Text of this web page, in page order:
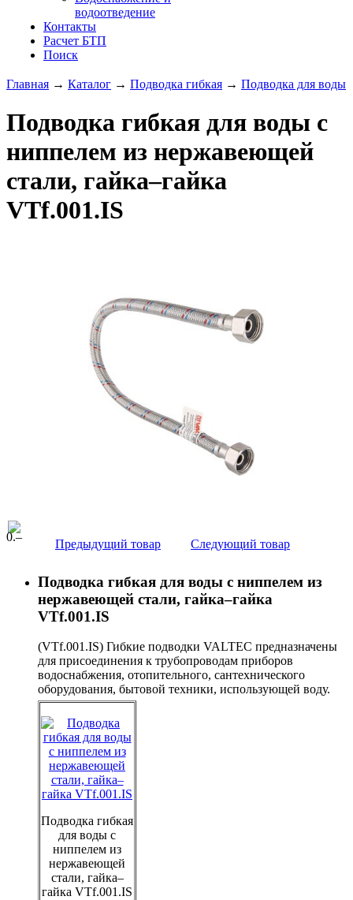
водоотведение
Контакты
Расчет БТП
Поиск
Главная → Каталог → Подводка гибкая → Подводка для воды
Подводка гибкая для воды с
ниппелем из нержавеющей
стали, гайка–гайка
VTf.001.IS
Предыдущий товар Следующий товар
0.–
Подводка гибкая для воды с ниппелем из
нержавеющей стали, гайка–гайка
VTf.001.IS
(VTf.001.IS) Гибкие подводки VALTEC предназначены
для присоединения к трубопроводам приборов
водоснабжения, отопительного, сантехнического
оборудования, бытовой техники, использующей воду.
Подводка гибкая
для воды с
ниппелем из
нержавеющей
стали, гайка–
гайка VTf.001.IS